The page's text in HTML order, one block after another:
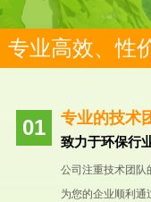
专业高效、性
专业的技术
致力于环保行
公司注重技术团队
为您的企业顺利通